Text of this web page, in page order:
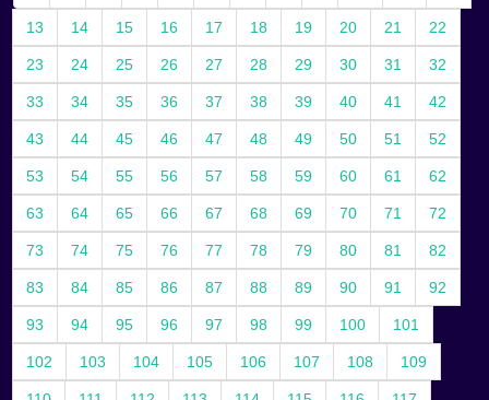
13 14 15 16 17 18 19 20 21 22
23 24 25 26 27 28 29 30 31 32
33 34 35 36 37 38 39 40 41 42
43 44 45 46 47 48 49 50 51 52
53 54 55 56 57 58 59 60 61 62
63 64 65 66 67 68 69 70 71 72
73 74 75 76 77 78 79 80 81 82
83 84 85 86 87 88 89 90 91 92
93 94 95 96 97 98 99 100 101
102 103 104 105 106 107 108 109